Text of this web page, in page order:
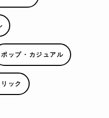
ポップ・カジュアル
ック